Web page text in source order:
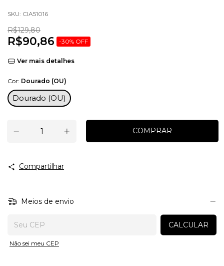
SKU: CIA51016
R$129,80
R$90,86 -30% OFF
Ver mais detalhes
Cor: Dourado (OU)
Dourado (OU)
Compartilhar
Meios de envio
CALCULAR
Não sei meu CEP